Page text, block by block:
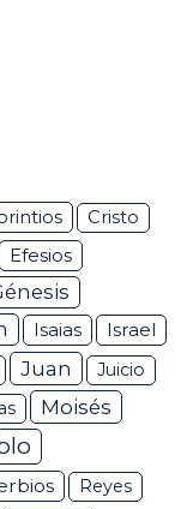
Cristo
Efesios
Isaias Israel
Juan
Juicio
Moisés
Reyes